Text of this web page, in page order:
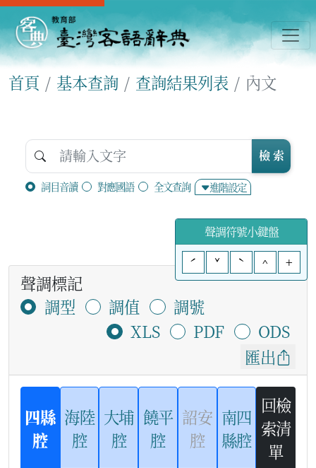
首頁 基本查詢 查詢結果列表 內文
詞目音讀 對應國語 全文查詢 進階設定
檢 索
聲調符號小鍵盤
ˊ
ˇ ˋ ^ +
聲調標記
調型
調值
調號
XLS
PDF
ODS
匯出
四縣
腔
海陸
腔
大埔
腔
饒平
腔
詔安
腔
南四
縣腔
回檢
索清
單